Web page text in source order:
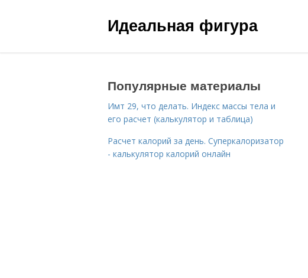
Идеальная фигура
Популярные материалы
Имт 29, что делать. Индекс массы тела и
его расчет (калькулятор и таблица)
Расчет калорий за день. Суперкалоризатор
- калькулятор калорий онлайн